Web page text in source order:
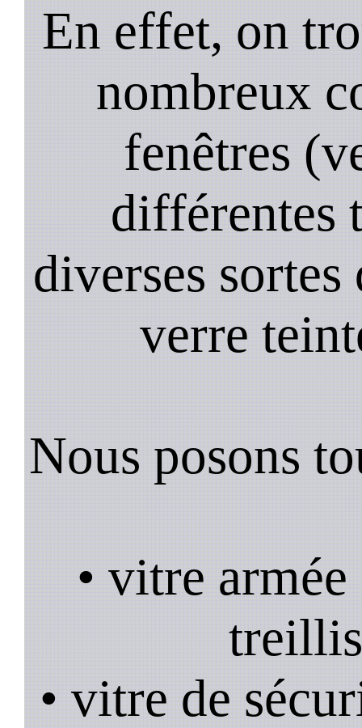
En effet, on
nombreux
fenêtres
différentes
diverses
verre
Nous posons
• vitre
• vitre de